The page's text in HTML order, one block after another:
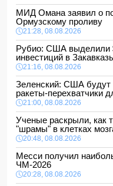
МИД Омана заявил о
Ормузскому проливу
21:28, 08.08.2026
Рубио: США выделили
инвестиций в
21:16, 08.08.2026
Зеленский: США будут
ракеты-перехватчики
21:00, 08.08.2026
Ученые раскрыли, как
"шрамы" в клетках
20:48, 08.08.2026
Месси получил
ЧМ-2026
20:28, 08.08.2026